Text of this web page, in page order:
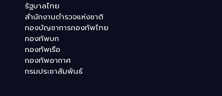
รัฐบาลไทย
สำนักงานตำรวจแห่งชาติ
กองบัญชาการกองทัพไทย
กองทัพบก
กองทัพเรือ
กองทัพอากาศ
กรมประชาสัมพันธ์